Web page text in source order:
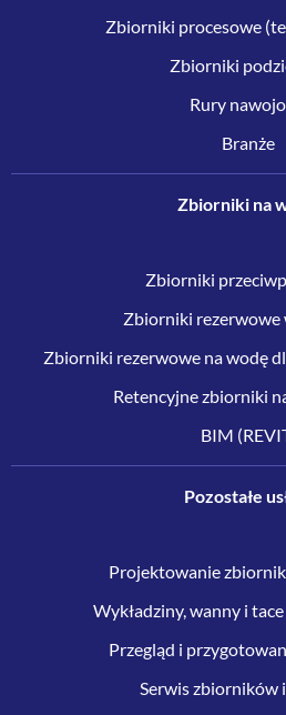
Zbiorniki procesowe
Zbiorniki
Rury
Branże
Zbiorniki na
Zbiorniki
Zbiorniki rezerwowe
Zbiorniki rezerwowe na wodę
Retencyjne zbiorniki
BIM
Pozostałe
Projektowanie
Wykładziny, wanny i
Przegląd i
Serwis zbiorników